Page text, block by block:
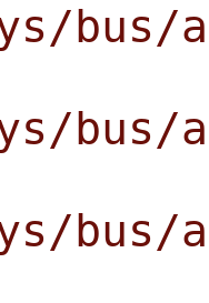
bus/
bus/
bus/